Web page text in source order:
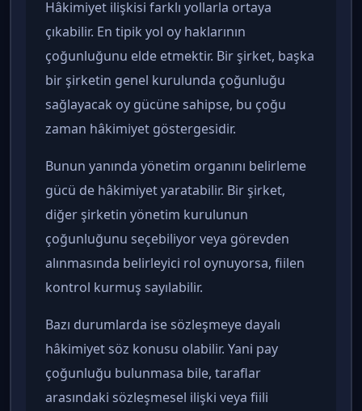
Hâkimiyet ilişkisi farklı yollarla ortaya
çıkabilir. En tipik yol oy haklarının
çoğunluğunu elde etmektir. Bir şirket, başka
bir şirketin genel kurulunda çoğunluğu
sağlayacak oy gücüne sahipse, bu çoğu
zaman hâkimiyet göstergesidir.
Bunun yanında yönetim organını belirleme
gücü de hâkimiyet yaratabilir. Bir şirket,
diğer şirketin yönetim kurulunun
çoğunluğunu seçebiliyor veya görevden
alınmasında belirleyici rol oynuyorsa, fiilen
kontrol kurmuş sayılabilir.
Bazı durumlarda ise sözleşmeye dayalı
hâkimiyet söz konusu olabilir. Yani pay
çoğunluğu bulunmasa bile, taraflar
arasındaki sözleşmesel ilişki veya fiili